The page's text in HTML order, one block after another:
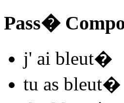
Pass�
j' ai bleut�
tu as bleut�